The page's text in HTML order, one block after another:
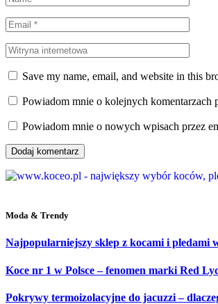
Save my name, email, and website in this
Powiadom mnie o kolejnych komentarzach
Powiadom mnie o nowych wpisach przez
Moda & Trendy
Najpopularniejszy sklep z kocami i pledami
Koce nr 1 w Polsce – fenomen marki Red
Pokrywy termoizolacyjne do jacuzzi –